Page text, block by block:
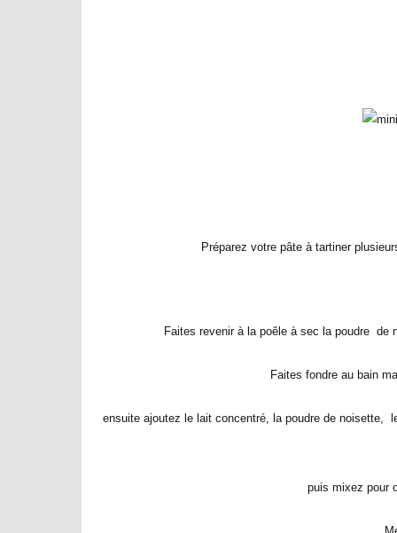
Préparez votre pâte à tartiner
Faites revenir à la poêle à sec la poudre de
Faites fondre au bain
ensuite ajoutez le lait concentré, la poudre de noisette,
puis mixez pour